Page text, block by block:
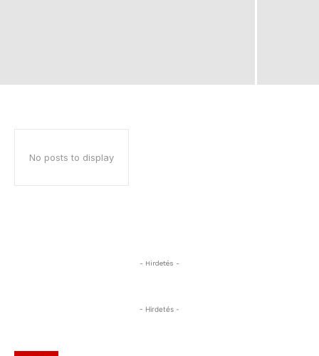
No posts to display
- Hirdetés -
- Hirdetés -